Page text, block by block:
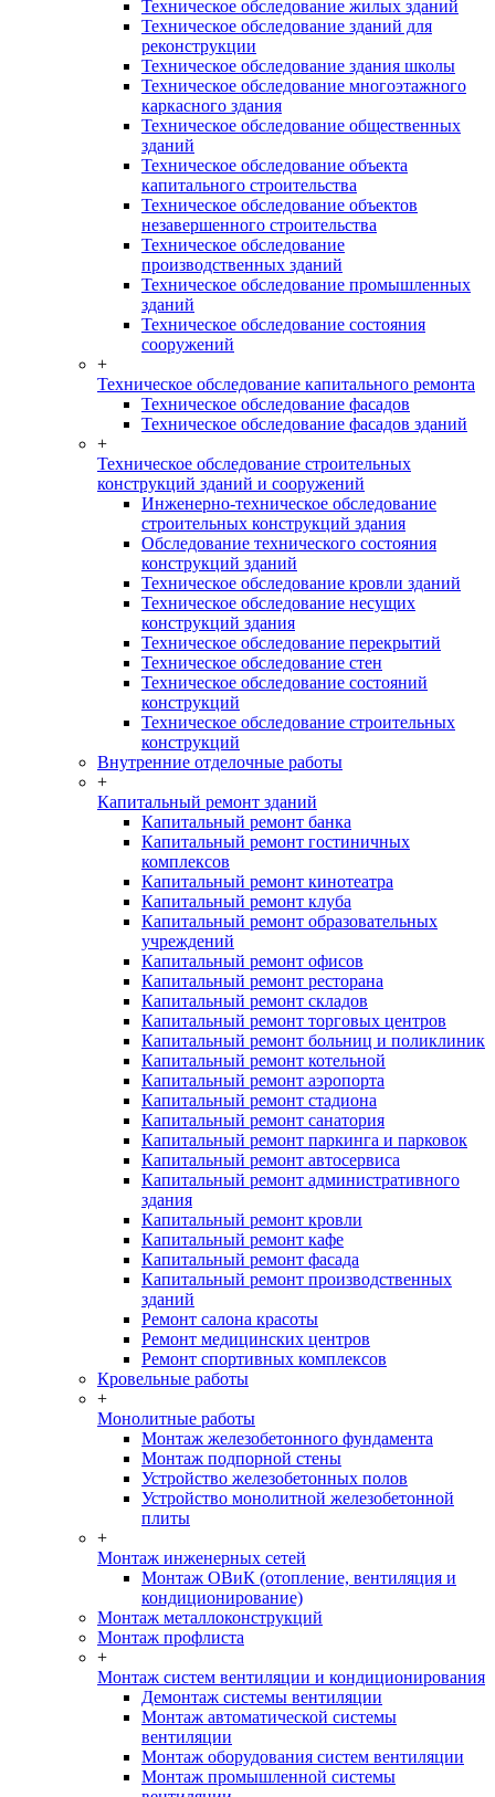
Техническое обследование жилых зданий
Техническое обследование зданий для
реконструкции
Техническое обследование здания школы
Техническое обследование многоэтажного
каркасного здания
Техническое обследование общественных
зданий
Техническое обследование объекта
капитального строительства
Техническое обследование объектов
незавершенного строительства
Техническое обследование
производственных зданий
Техническое обследование промышленных
зданий
Техническое обследование состояния
сооружений
+
Техническое обследование капитального ремонта
Техническое обследование фасадов
Техническое обследование фасадов зданий
+
Техническое обследование строительных
конструкций зданий и сооружений
Инженерно-техническое обследование
строительных конструкций здания
Обследование технического состояния
конструкций зданий
Техническое обследование кровли зданий
Техническое обследование несущих
конструкций здания
Техническое обследование перекрытий
Техническое обследование стен
Техническое обследование состояний
конструкций
Техническое обследование строительных
конструкций
Внутренние отделочные работы
+
Капитальный ремонт зданий
Капитальный ремонт банка
Капитальный ремонт гостиничных
комплексов
Капитальный ремонт кинотеатра
Капитальный ремонт клуба
Капитальный ремонт образовательных
учреждений
Капитальный ремонт офисов
Капитальный ремонт ресторана
Капитальный ремонт складов
Капитальный ремонт торговых центров
Капитальный ремонт больниц и поликлиник
Капитальный ремонт котельной
Капитальный ремонт аэропорта
Капитальный ремонт стадиона
Капитальный ремонт санатория
Капитальный ремонт паркинга и парковок
Капитальный ремонт автосервиса
Капитальный ремонт административного
здания
Капитальный ремонт кровли
Капитальный ремонт кафе
Капитальный ремонт фасада
Капитальный ремонт производственных
зданий
Ремонт салона красоты
Ремонт медицинских центров
Ремонт спортивных комплексов
Кровельные работы
+
Монолитные работы
Монтаж железобетонного фундамента
Монтаж подпорной стены
Устройство железобетонных полов
Устройство монолитной железобетонной
плиты
+
Монтаж инженерных сетей
Монтаж ОВиК (отопление, вентиляция и
кондиционирование)
Монтаж металлоконструкций
Монтаж профлиста
+
Монтаж систем вентиляции и кондиционирования
Демонтаж системы вентиляции
Монтаж автоматической системы
вентиляции
Монтаж оборудования систем вентиляции
Монтаж промышленной системы